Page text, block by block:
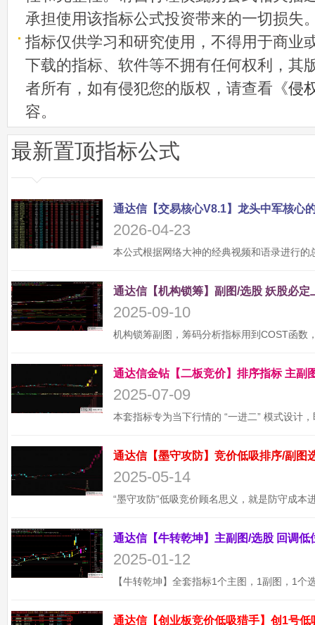
承担使用该指标公式投资带来的一切损失
指标仅供学习和研究使用，不得用于商业
下载的指标、软件等不拥有任何权利，其
者所有，如有侵犯您的版权，请查看《侵
容。
最新置顶指标公式
2026-04-23
2025-09-10
2025-07-09
2025-05-14
2025-01-12
通达信【创业板竞价低吸猎手】创1号